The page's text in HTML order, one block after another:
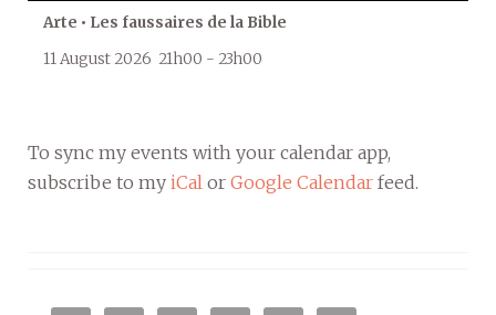
Arte • Les faussaires de la Bible
11 August 2026 21h00 - 23h00
To sync my events with your calendar app,
subscribe to my iCal or Google Calendar feed.